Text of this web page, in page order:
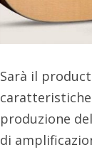
Sarà il
produzione
di